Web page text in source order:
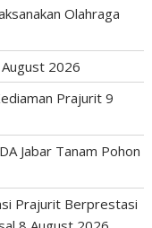
Olahraga
2026
Prajurit 9
Jabar Tanam Pohon
Prajurit Berprestasi